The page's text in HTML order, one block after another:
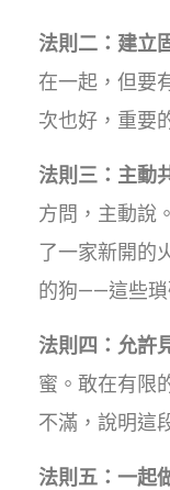
法則二：建立
在一起，但要
次也好，重要
法則三：主動
方問，主動說
了一家新開的
的狗——這些瑣
法則四：允許
蜜。敢在有限
不滿，說明這
法則五：一起